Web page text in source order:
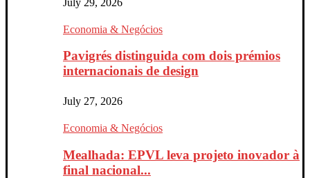
Economia & Negócios
Pavigrés distinguida com dois prémios
internacionais de design
July 27, 2026
Economia & Negócios
Mealhada: EPVL leva projeto inovador à
final nacional...